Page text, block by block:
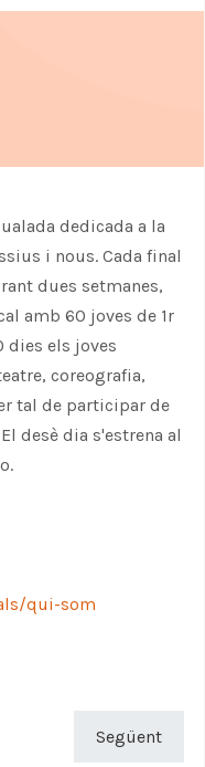
dedicada a la
i nous. Cada final
dues setmanes,
amb 60 joves de 1r
dies els joves
coreografia,
tal de participar de
desè dia s'estrena al
qui-som
Següent